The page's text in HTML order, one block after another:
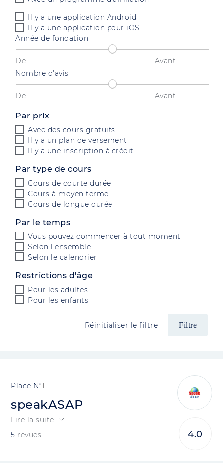
Il y a une application Android
Il y a une application pour iOS
Année de fondation
De
Avant
Nombre d'avis
De Avant
Par prix
Avec des cours gratuits
Il y a un plan de versement
Il y a une inscription à crédit
Par type de cours
Cours de courte durée
Cours à moyen terme
Cours de longue durée
Par le temps
Vous pouvez commencer à tout moment
Selon l'ensemble
Selon le calendrier
Restrictions d'âge
Pour les adultes
Pour les enfants
Réinitialiser le filtre
1
speakASAP
Lire la suite
5 revues 4.0